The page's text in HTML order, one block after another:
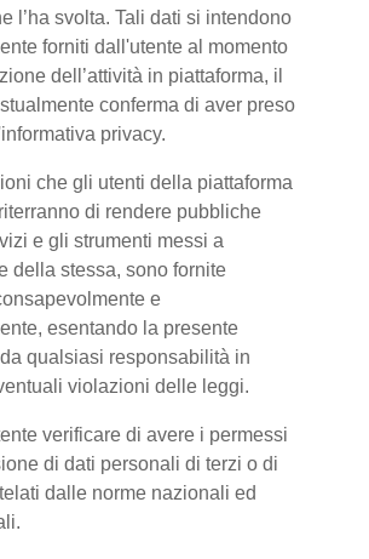
l’ha svolta. Tali dati si intendono
forniti dall'utente al momento
dell’attività in piattaforma, il
conferma di aver preso
privacy.
che gli utenti della piattaforma
di rendere pubbliche
e gli strumenti messi a
della stessa, sono fornite
e
esentando la presente
qualsiasi responsabilità in
violazioni delle leggi.
verificare di avere i permessi
di dati personali di terzi o di
dalle norme nazionali ed